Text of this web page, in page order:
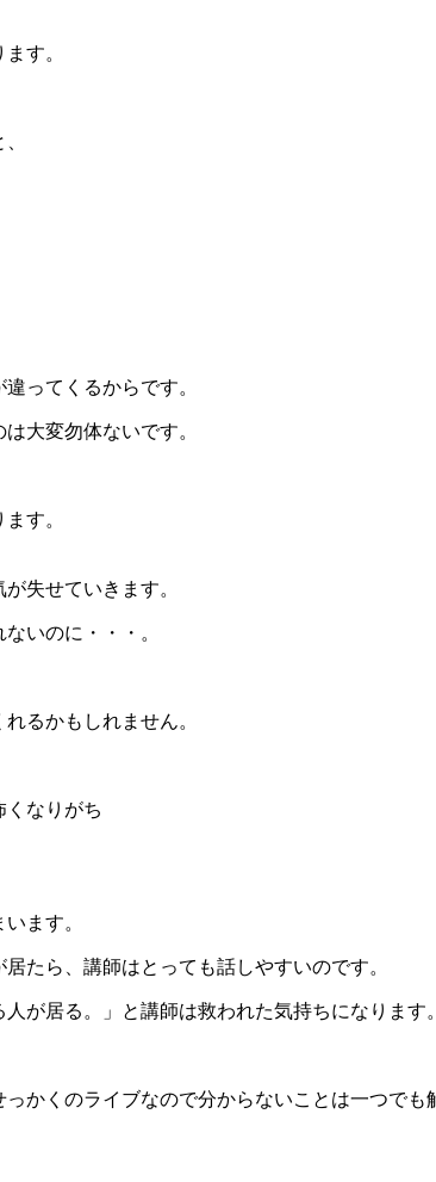
す。
ってくるからです。
大変勿体ないです。
す。
失せていきます。
いのに・・・。
るかもしれません。
くなりがち
ます。
たら、講師はとっても話しやすいのです。
が居る。」と講師は救われた気持ちになります。
かくのライブなので分からないことは一つでも